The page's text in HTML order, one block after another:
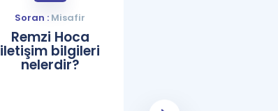
Soran : Misafir
Remzi Hoca
iletişim bilgileri
nelerdir?